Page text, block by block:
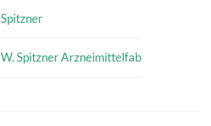
Spitzner
W. Spitzner Arzneimittelfab